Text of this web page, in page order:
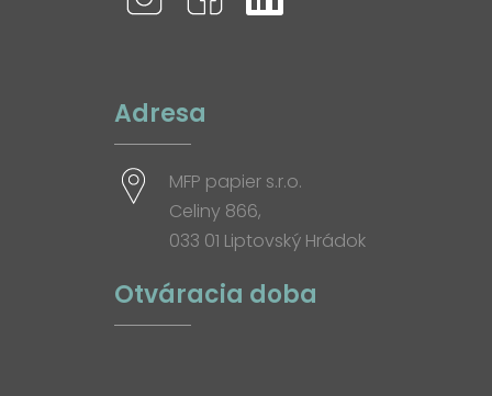
Adresa
MFP papier s.r.o.
Celiny 866,
033 01 Liptovský Hrádok
Otváracia doba